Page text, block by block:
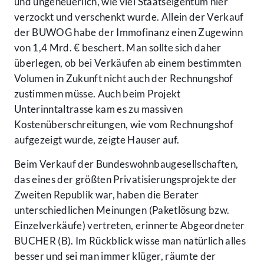
verzockt und verschenkt wurde. Allein der Verkauf
der BUWOG habe der Immofinanz einen Zugewinn
von 1,4 Mrd. € beschert. Man sollte sich daher
überlegen, ob bei Verkäufen ab einem bestimmten
Volumen in Zukunft nicht auch der Rechnungshof
zustimmen müsse. Auch beim Projekt
Unterinntaltrasse kam es zu massiven
Kostenüberschreitungen, wie vom Rechnungshof
aufgezeigt wurde, zeigte Hauser auf.
Beim Verkauf der Bundeswohnbaugesellschaften,
das eines der größten Privatisierungsprojekte der
Zweiten Republik war, haben die Berater
unterschiedlichen Meinungen (Paketlösung bzw.
Einzelverkäufe) vertreten, erinnerte Abgeordneter
BUCHER (B). Im Rückblick wisse man natürlich alles
besser und sei man immer klüger, räumte der